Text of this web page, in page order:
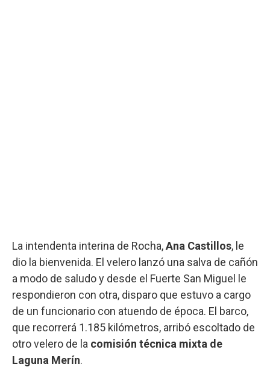
La intendenta interina de Rocha,Ana Castillos, le
dio la bienvenida. El velero lanzó una salva de cañón
a modo de saludo y desde el Fuerte San Miguel le
respondieron con otra, disparo que estuvo a cargo
de un funcionario con atuendo de época. El barco,
que recorrerá 1.185 kilómetros, arribó escoltado de
otro velero de la comisión técnica mixta de
Laguna Merín.